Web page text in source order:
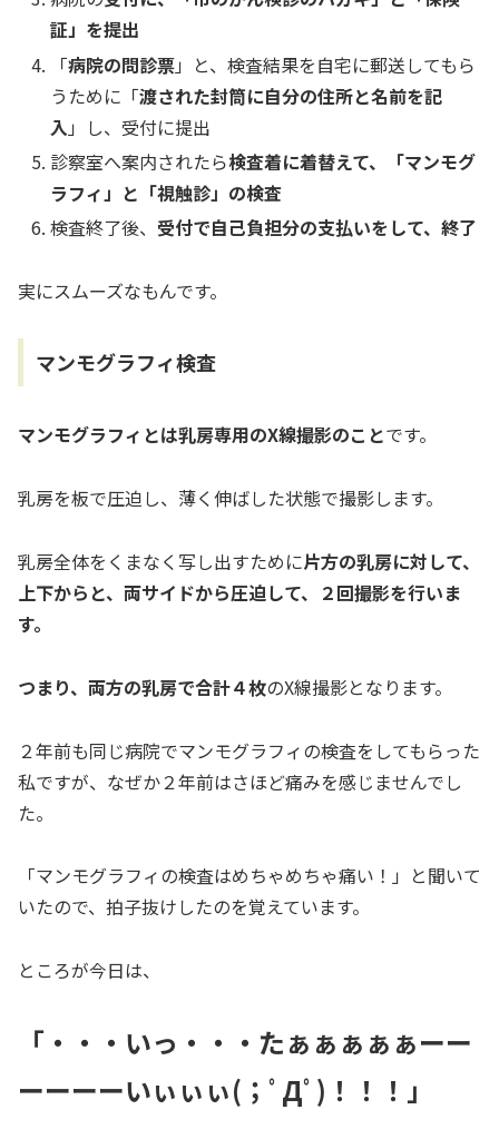
証」を提出
「病院の問診票」と、検査結果を自宅に郵送してもら
うために「渡された封筒に自分の住所と名前を記
入 」し、受付に提出
診察室へ案内されたら検査着に着替えて、「マンモグ
ラフィ」と「視触診」の検査
検査終了後、 受付で自己負担分の支払いをして、終了
実にスムーズなもんです。
マンモグラフィ検査
マンモグラフィとは乳房専用のX線撮影のことです。
乳房を板で圧迫し、薄く伸ばした状態で撮影します。
乳房全体をくまなく写し出すために片方の乳房に対して、
上下からと、両サイドから圧迫して、２回撮影を行いま
す。
つまり、両方の乳房で合計４枚のX線撮影となります。
２年前も同じ病院でマンモグラフィの検査をしてもらった
私ですが、なぜか２年前はさほど痛みを感じませんでし
た。
「マンモグラフィの検査はめちゃめちゃ痛い！」と聞いて
いたので、拍子抜けしたのを覚えています。
ところが今日は、
「・・・いっ・・・たぁぁぁぁぁーー
ーーーーいぃぃぃ(；ﾟДﾟ)！！！」